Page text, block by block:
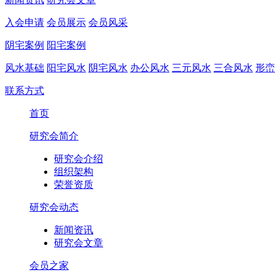
入会申请 会员展示 会员风采
阴宅案例 阳宅案例
风水基础 阳宅风水 阴宅风水 办公风水 三元风水 三合风水 形
联系方式
首页
研究会简介
研究会介绍
组织架构
荣誉资质
研究会动态
新闻资讯
研究会文章
会员之家